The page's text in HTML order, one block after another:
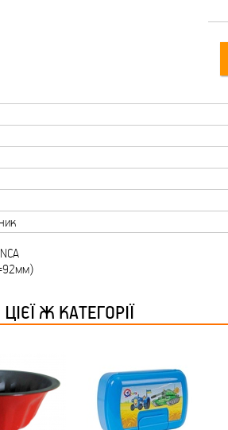
КОТИКИ (20ШТ/УП) ОФФ 82 ПАННОЧКА
Ж КАТЕГОРІЇ